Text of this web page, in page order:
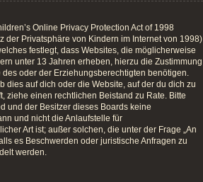
Online Privacy Protection Act of 1998
der Privatsphäre von Kindern im Internet von 1998)
festlegt, dass Websites, die möglicherweise
unter 13 Jahren erheben, hierzu die Zustimmung
oder der Erziehungsberechtigten benötigen.
dies auf dich oder die Website, auf der du dich zu
ziehe einen rechtlichen Beistand zu Rate. Bitte
und der Besitzer dieses Boards keine
und nicht die Anlaufstelle für
Art ist; außer solchen, die unter der Frage „An
es Beschwerden oder juristische Anfragen zu
werden.